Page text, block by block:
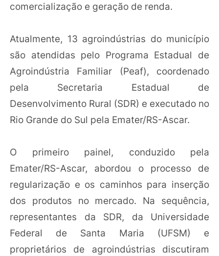
comercialização e geração de renda.
Atualmente, 13 agroindústrias do município
são atendidas pelo Programa Estadual de
Agroindústria Familiar (Peaf), coordenado
pela Secretaria Estadual de
Desenvolvimento Rural (SDR) e executado no
Rio Grande do Sul pela Emater/RS-Ascar.
O primeiro painel, conduzido pela
Emater/RS-Ascar, abordou o processo de
regularização e os caminhos para inserção
dos produtos no mercado. Na sequência,
representantes da SDR, da Universidade
Federal de Santa Maria (UFSM) e
proprietários de agroindústrias discutiram